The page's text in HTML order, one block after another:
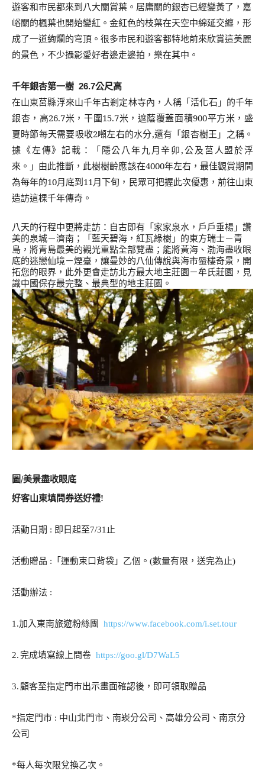
遊客和市民都來到八大關賞葉。居庸關的銀杏已經變黃了，嘉
峪關的楓葉也開始變紅。金紅色的枝葉在天空中綿延交纏，形
成了一道絢爛的穹頂。很多市民和遊客都特地前來欣賞這美麗
的景色，不少攝影愛好者邊走邊拍，樂在其中。
千年銀杏第一樹 26.7公尺高
在山東莒縣浮來山千年古剎定林寺內，人稱「活化石」的千年
銀杏，高26.7米，干圍15.7米，遮蔭覆蓋面積900平方米，盛
夏時節每天需要吸收2噸左右的水分,還有「銀杏樹王」之稱。
據《左傳》記載：「隱公八年九月辛卯,公及莒人盟於浮
來。」由此推斷，此樹樹齡應該在4000年左右，最佳觀賞期間
為每年的10月底到11月下旬，民眾可把握此次優惠，前往山東
造訪這棵千年傳奇。
八天的行程中更將走訪：自古即有「家家泉水，戶戶垂楊」讚
美的泉城－濟南；「藍天碧海，紅瓦綠樹」的東方瑞士－青
島，將青島最美的觀光重點全部覽盡；能將黃海、渤海盡收眼
底的迷戀仙境－煙臺，讓曼妙的八仙傳說與海市蜃樓奇景，開
拓您的眼界，此外更會走訪北方最大地主莊園－牟氏莊園，見
識中國保存最完整、最典型的地主莊園。
圖/美景盡收眼底
好客山東填問券送好禮!
活動日期 : 即日起至7/31 止
活動贈品 : 「運動束口背袋」乙個。 (數量有限，送完為止)
活動辦法 :
1.加入東南旅遊粉絲團 https://www.facebook.com/i.set.tour
2.完成填寫線上問卷 https://goo.gl/D7WaL5
3. 顧客至指定門市出示畫面確認後，即可領取贈品
*指定門市 : 中山北門市、南崁分公司、高雄分公司、南京分
公司
*每人每次限兌換乙次。